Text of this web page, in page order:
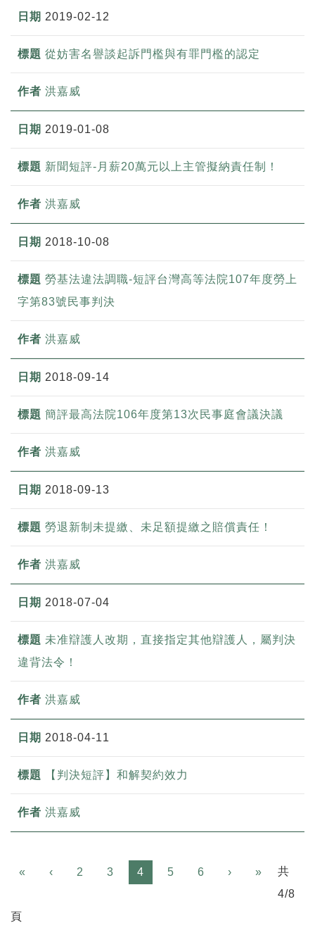
2019-02-12
從妨害名譽談起訴門檻與有罪門檻的認定
洪嘉威
2019-01-08
新聞短評-月薪20萬元以上主管擬納責任制！
洪嘉威
2018-10-08
勞基法違法調職-短評台灣高等法院107年度勞上
字第83號民事判決
洪嘉威
2018-09-14
簡評最高法院106年度第13次民事庭會議決議
洪嘉威
2018-09-13
勞退新制未提繳、未足額提繳之賠償責任！
洪嘉威
2018-07-04
未准辯護人改期，直接指定其他辯護人，屬判決
違背法令！
洪嘉威
2018-04-11
【判決短評】和解契約效力
洪嘉威
« Previous
‹ 2 3 4 5 6 › » Next
共
4/8
頁